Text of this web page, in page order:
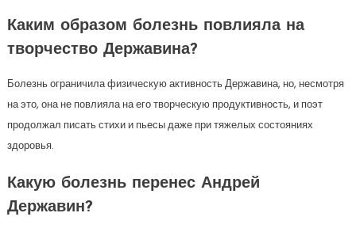
Каким образом болезнь повлияла на
творчество Державина?
Болезнь ограничила физическую активность Державина, но, несмотря
на это, она не повлияла на его творческую продуктивность, и поэт
продолжал писать стихи и пьесы даже при тяжелых состояниях
здоровья.
Какую болезнь перенес Андрей
Державин?